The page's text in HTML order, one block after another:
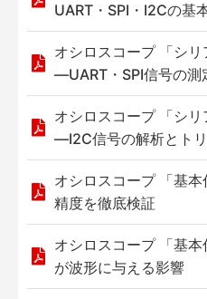
UART・SPI・I2Cの基
オシロスコープ 「シ
—UART・SPI信号の測
オシロスコープ 「シ
—I2C信号の解析とト
オシロスコープ 「基
精度を徹底検証
オシロスコープ 「基
が波形に与える影響